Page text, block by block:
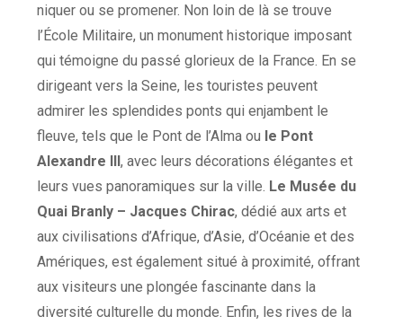
niquer ou se promener. Non loin de là se trouve
l’École Militaire, un monument historique imposant
qui témoigne du passé glorieux de la France. En se
dirigeant vers la Seine, les touristes peuvent
admirer les splendides ponts qui enjambent le
fleuve, tels que le Pont de l’Alma ou le Pont
Alexandre III, avec leurs décorations élégantes et
leurs vues panoramiques sur la ville. Le Musée du
Quai Branly – Jacques Chirac, dédié aux arts et
aux civilisations d’Afrique, d’Asie, d’Océanie et des
Amériques, est également situé à proximité, offrant
aux visiteurs une plongée fascinante dans la
diversité culturelle du monde. Enfin, les rives de la